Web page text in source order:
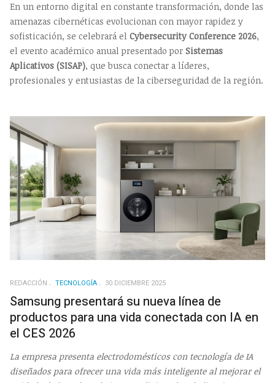
En un entorno digital en constante transformación, donde las
amenazas cibernéticas evolucionan con mayor rapidez y
sofisticación, se celebrará el Cybersecurity Conference 2026,
el evento académico anual presentado por Sistemas
Aplicativos (SISAP), que busca conectar a líderes,
profesionales y entusiastas de la ciberseguridad de la región.
REDACCIÓN TECNOLOGÍA 30 DICIEMBRE 2025
Samsung presentará su nueva línea de
productos para una vida conectada con IA en
el CES 2026
La empresa presenta electrodomésticos con tecnología de IA
diseñados para ofrecer una vida más inteligente al mejorar el